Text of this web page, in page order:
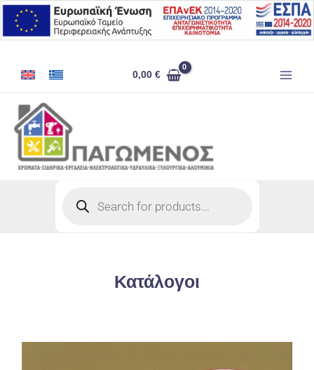
Μετάβαση
στο
περιεχόμενο
0,00€
Κατάλογοι